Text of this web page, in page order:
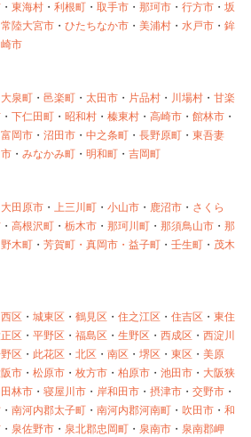
・ 東海村 ・ 利根町 ・ 取手市 ・ 那珂市 ・ 行方市 ・ 坂
常陸大宮市 ・ ひたちなか市 ・ 美浦村 ・ 水戸市 ・ 鉾
市
大泉町 ・ 邑楽町 ・ 太田市 ・ 片品村 ・ 川場村 ・ 甘楽
・ 下仁田町 ・ 昭和村 ・ 榛東村 ・ 高崎市 ・ 館林市 ・
富岡市 ・ 沼田市 ・ 中之条町 ・ 長野原町 ・ 東吾妻
・ みなかみ町 ・ 明和町 ・ 吉岡町
大田原市 ・ 上三川町 ・ 小山市 ・ 鹿沼市 ・ さくら
・ 高根沢町 ・ 栃木市 ・ 那珂川町 ・ 那須鳥山市 ・ 那
野木町 ・ 芳賀町・ 真岡市・ 益子町 ・ 壬生町 ・ 茂木
西区 ・ 城東区 ・ 鶴見区 ・ 住之江区 ・ 住吉区 ・ 東住
区 ・ 平野区 ・ 福島区 ・ 生野区 ・ 西成区 ・ 西淀川
区 ・ 此花区 ・ 北区 ・ 南区 ・ 堺区 ・ 東区 ・ 美原
市 ・ 松原市 ・ 枚方市 ・ 柏原市 ・ 池田市 ・ 大阪狭
林市 ・ 寝屋川市 ・ 岸和田市 ・ 摂津市 ・ 交野市 ・
・ 南河内郡太子町 ・ 南河内郡河南町 ・ 吹田市 ・ 和
・ 泉佐野市 ・ 泉北郡忠岡町 ・ 泉南市 ・ 泉南郡岬